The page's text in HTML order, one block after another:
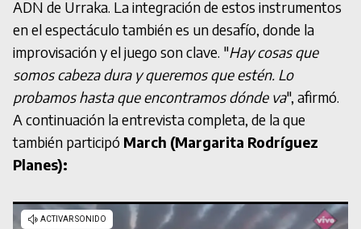
ADN de Urraka. La integración de estos instrumentos
en el espectáculo también es un desafío, donde la
improvisación y el juego son clave. "Hay cosas que
somos cabeza dura y queremos que estén. Lo
probamos hasta que encontramos dónde va", afirmó.
A continuación la entrevista completa, de la que
también participó March (Margarita Rodríguez
Planes):